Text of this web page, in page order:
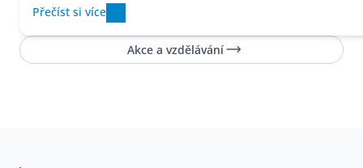
Přečíst si více
Akce a vzdělávání